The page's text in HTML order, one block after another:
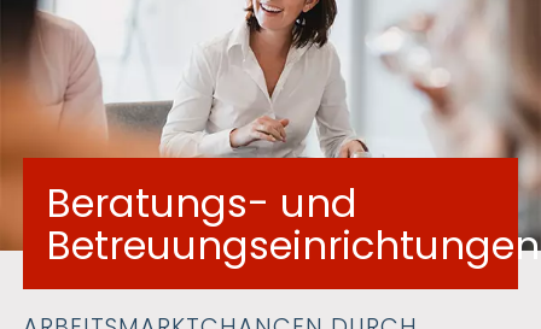
Beratungs- und
Betreuungseinrichtungen